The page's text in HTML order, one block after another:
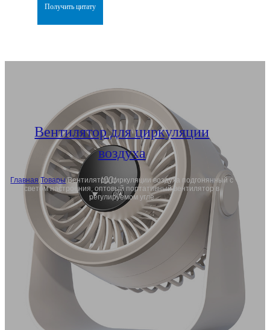
Получить цитату
Вентилятор для циркуляции
воздуха
Главная/Товары/Вентилятор циркуляции воздуха подгонянный с
светом настроения, оптовый портативный вентилятор в
регулируемом угле